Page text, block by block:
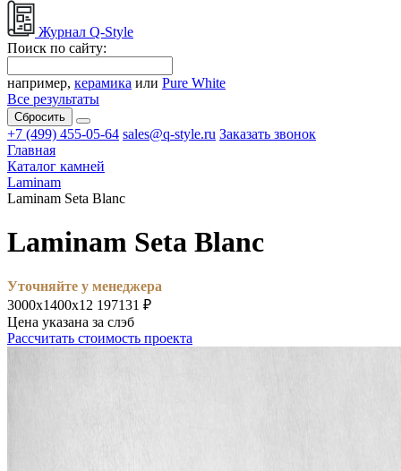
Журнал Q-Style
Поиск по сайту:
например, керамика или Pure White
Все результаты
Сбросить
+7 (499) 455-05-64 sales@q-style.ru Заказать звонок
Главная
Каталог камней
Laminam
Laminam Seta Blanc
Laminam Seta Blanc
Уточняйте у менеджера
3000х1400х12 197131 ₽
Цена указана за слэб
Рассчитать стоимость проекта